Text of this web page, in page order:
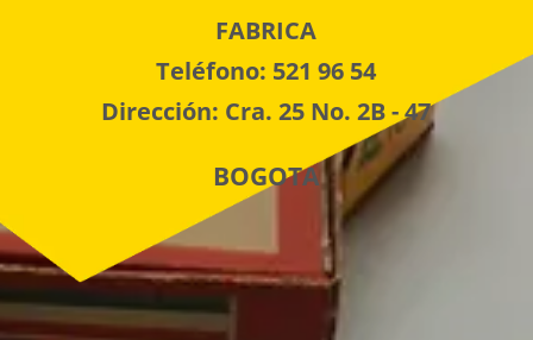
FABRICA
Teléfono: 521 96 54
Dirección: Cra. 25 No. 2B - 47
BOGOTA